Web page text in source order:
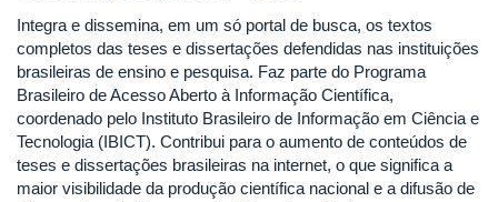
Integra e dissemina, em um só portal de busca, os textos
completos das teses e dissertações defendidas nas instituições
brasileiras de ensino e pesquisa. Faz parte do Programa
Brasileiro de Acesso Aberto à Informação Científica,
coordenado pelo Instituto Brasileiro de Informação em Ciência e
Tecnologia (IBICT). Contribui para o aumento de conteúdos de
teses e dissertações brasileiras na internet, o que significa a
maior visibilidade da produção científica nacional e a difusão de